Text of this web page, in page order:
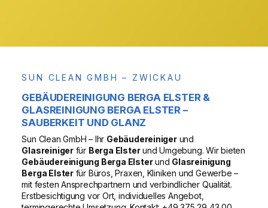
SUN CLEAN GMBH – ZWICKAU
GEBÄUDEREINIGUNG BERGA ELSTER &
GLASREINIGUNG BERGA ELSTER –
SAUBERKEIT UND GLANZ
Sun Clean GmbH – Ihr Gebäudereinigerund
Glasreinigerfür Berga Elsterund Umgebung. Wir bieten
Gebäudereinigung Berga Elsterund Glasreinigung
Berga Elsterfür Büros, Praxen, Kliniken und Gewerbe –
mit festen Ansprechpartnern und verbindlicher Qualität.
Erstbesichtigung vor Ort, individuelles Angebot,